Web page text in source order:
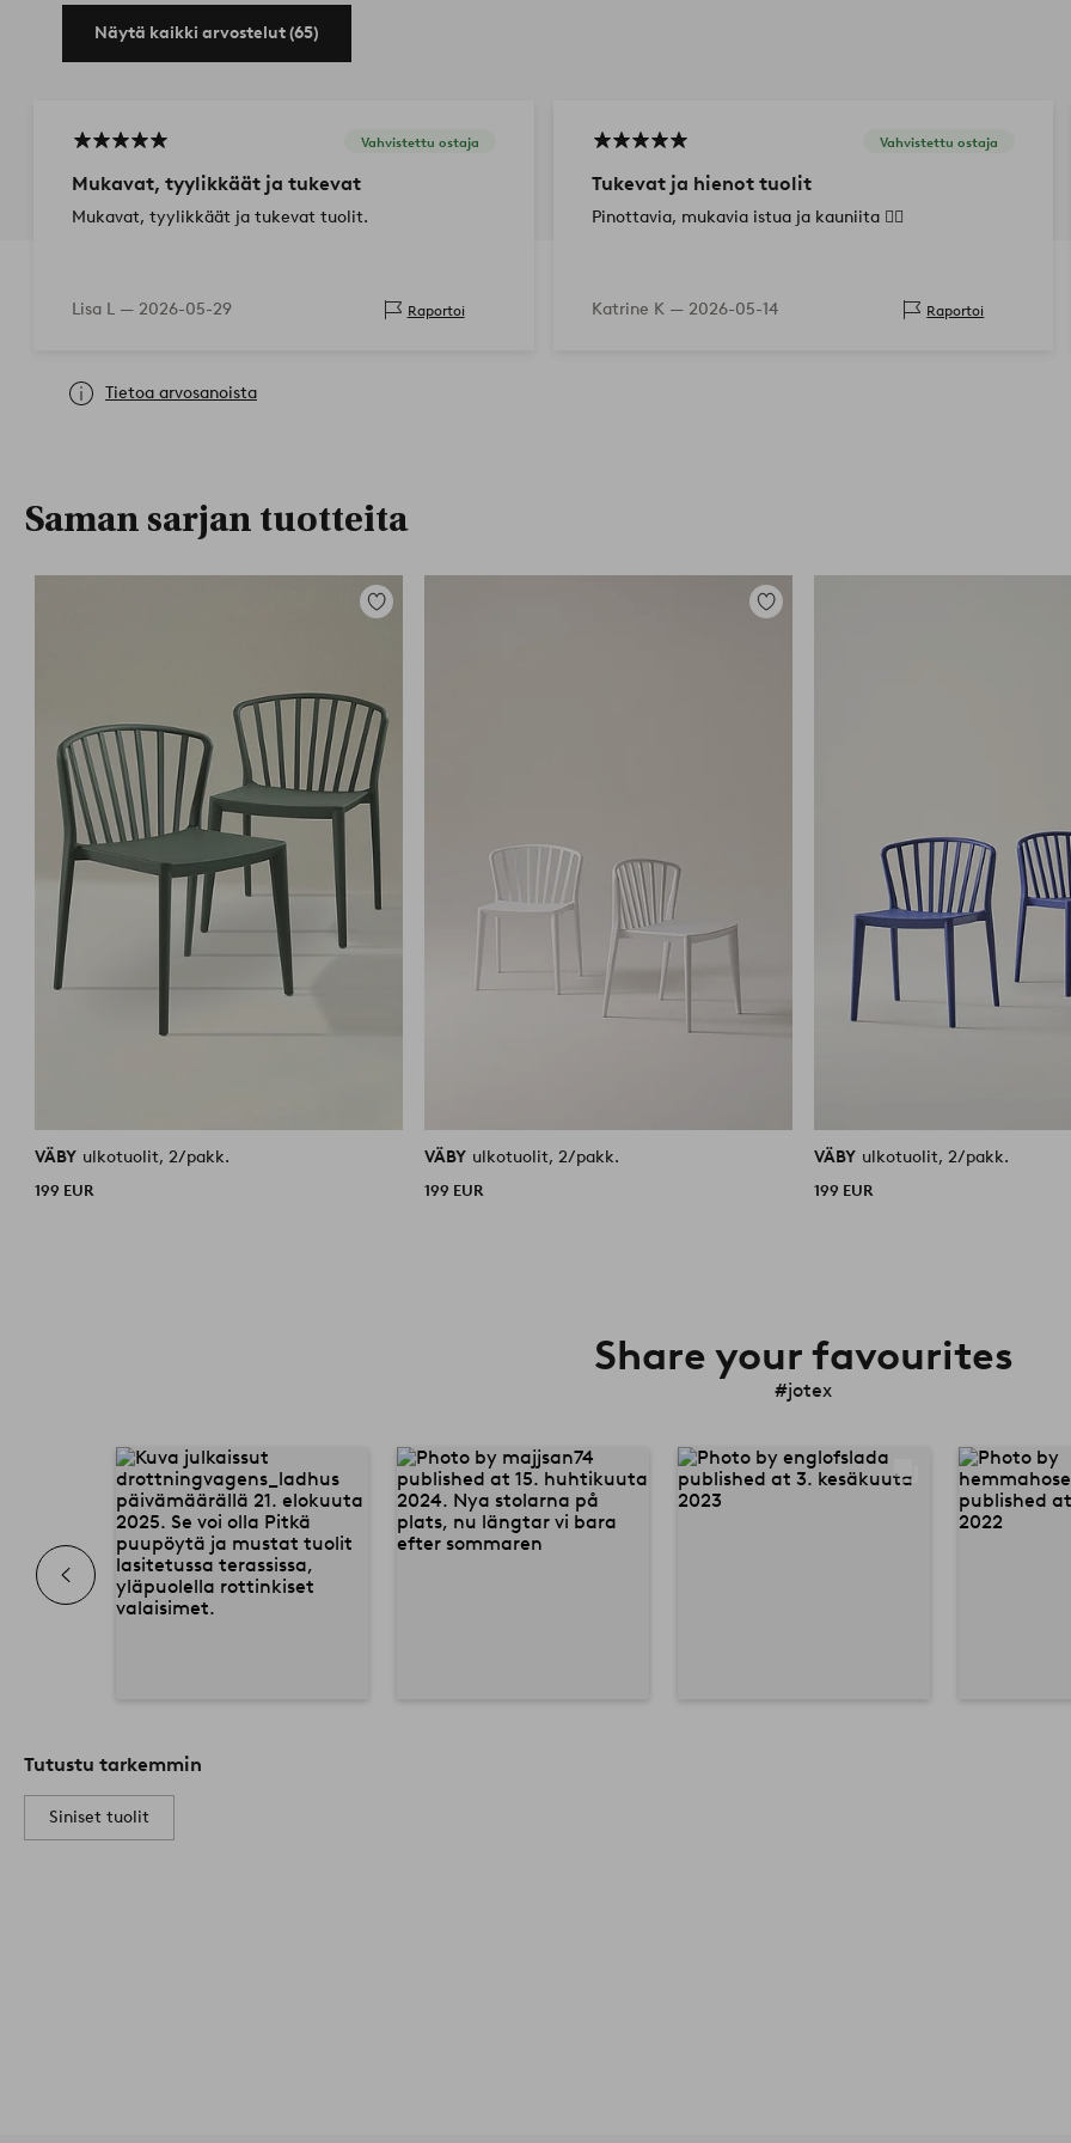
Näytä kaikki arvostelut (65)
Vahvistettu ostaja
Mukavat, tyylikkäät ja tukevat
Mukavat, tyylikkäät ja tukevat tuolit.
Lisa L — 2026-05-29 Raportoi
Vahvistettu ostaja
Tukevat ja hienot tuolit
Pinottavia, mukavia istua ja kauniita 👌🏼
Katrine K — 2026-05-14 Raportoi
Tietoa arvosanoista
Saman sarjan tuotteita
Lisää
VÄBY ulkotuolit, 2/pakk.
199 EUR
Lisää
VÄBY ulkotuolit, 2/pakk.
199 EUR
VÄBY ulkotuolit, 2/pakk.
199 EUR
Share your favourites
#jotex
Tutustu tarkemmin
Siniset tuolit